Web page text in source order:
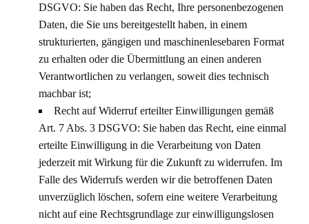
DSGVO: Sie haben das Recht, Ihre personenbezogenen
Daten, die Sie uns bereitgestellt haben, in einem
strukturierten, gängigen und maschinenlesebaren Format
zu erhalten oder die Übermittlung an einen anderen
Verantwortlichen zu verlangen, soweit dies technisch
machbar ist;
Recht auf Widerruf erteilter Einwilligungen gemäß
Art. 7 Abs. 3 DSGVO: Sie haben das Recht, eine einmal
erteilte Einwilligung in die Verarbeitung von Daten
jederzeit mit Wirkung für die Zukunft zu widerrufen. Im
Falle des Widerrufs werden wir die betroffenen Daten
unverzüglich löschen, sofern eine weitere Verarbeitung
nicht auf eine Rechtsgrundlage zur einwilligungslosen